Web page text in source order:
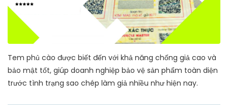
Tem phủ cào được biết đến với khả năng chống giả cao và
bảo mật tốt, giúp doanh nghiệp bảo vệ sản phẩm toàn diện
trước tình trạng sao chép làm giả nhiều như hiện nay.